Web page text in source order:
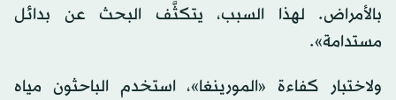
بالأمراض. لهذا السبب، يتكثَّف البحث عن بدائل
مستدامة».
ولاختبار كفاءة «المورينغا»، استخدم الباحثون مياه